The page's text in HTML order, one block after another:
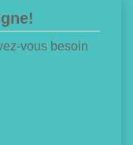
vous besoin